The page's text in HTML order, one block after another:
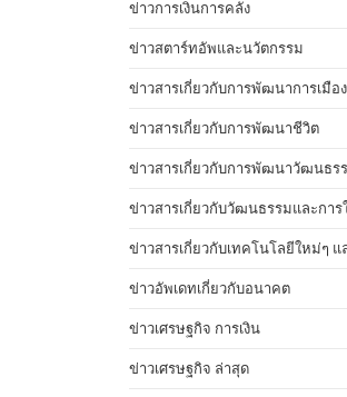
ข่าวการเงินการคลัง
ข่าวสตาร์ทอัพและนวัตกรรม
ข่าวสารเกี่ยวกับการพัฒนาการเมือง
ข่าวสารเกี่ยวกับการพัฒนาชีวิต
ข่าวสารเกี่ยวกับการพัฒนาวัฒนธร
ข่าวสารเกี่ยวกับวัฒนธรรมและกา
ข่าวสารเกี่ยวกับเทคโนโลยีใหม่ๆ
ข่าวอัพเดทเกี่ยวกับอนาคต
ข่าวเศรษฐกิจ การเงิน
ข่าวเศรษฐกิจ ล่าสุด